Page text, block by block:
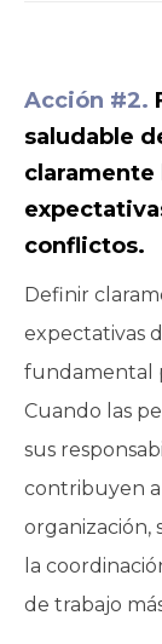
Acción #2.
saludable
claramente
conflictos.
Definir
expectativas
fundamental
Cuando las
sus
contribuyen
organización,
la
de trabajo